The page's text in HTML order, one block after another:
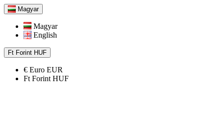
Magyar
Magyar
English
Ft Forint HUF
€ Euro EUR
Ft Forint HUF